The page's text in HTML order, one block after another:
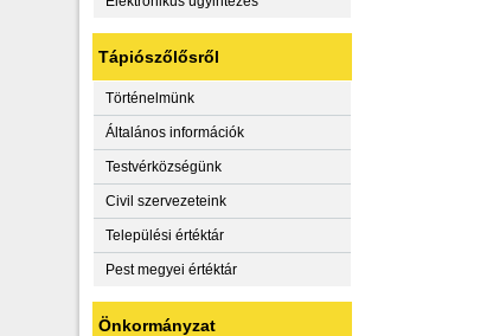
Tápiószőlősről
Történelmünk
Általános információk
Testvérközségünk
Civil szervezeteink
Települési értéktár
Pest megyei értéktár
Önkormányzat